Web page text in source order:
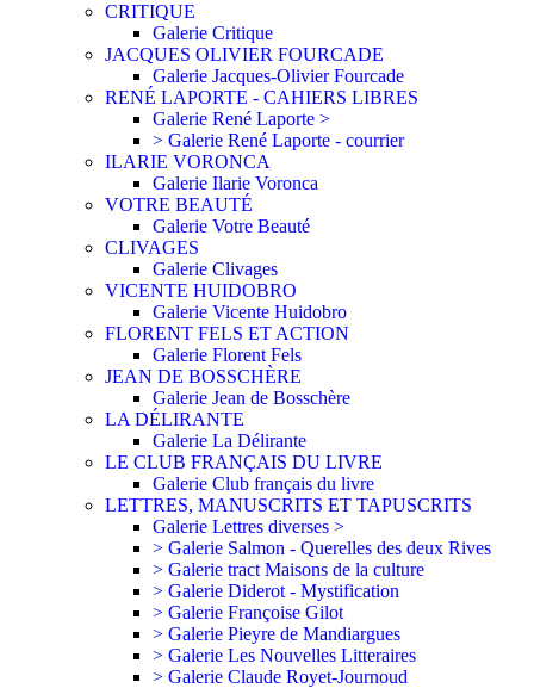
CRITIQUE
Galerie Critique
JACQUES OLIVIER FOURCADE
Galerie Jacques-Olivier Fourcade
RENÉ LAPORTE - CAHIERS LIBRES
Galerie René Laporte >
> Galerie René Laporte - courrier
ILARIE VORONCA
Galerie Ilarie Voronca
VOTRE BEAUTÉ
Galerie Votre Beauté
CLIVAGES
Galerie Clivages
VICENTE HUIDOBRO
Galerie Vicente Huidobro
FLORENT FELS ET ACTION
Galerie Florent Fels
JEAN DE BOSSCHÈRE
Galerie Jean de Bosschère
LA DÉLIRANTE
Galerie La Délirante
LE CLUB FRANÇAIS DU LIVRE
Galerie Club français du livre
LETTRES, MANUSCRITS ET TAPUSCRITS
Galerie Lettres diverses >
> Galerie Salmon - Querelles des deux Rives
> Galerie tract Maisons de la culture
> Galerie Diderot - Mystification
> Galerie Françoise Gilot
> Galerie Pieyre de Mandiargues
> Galerie Les Nouvelles Litteraires
> Galerie Claude Royet-Journoud